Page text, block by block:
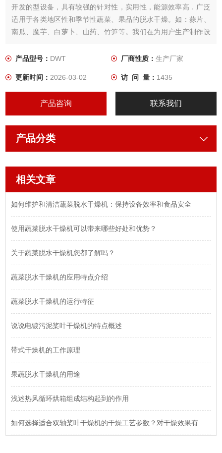
开发的型设备，具有较强的针对性，实用性，能源效率高．广泛
适用于各类地区性和季节性蔬菜、果品的脱水干燥。如：蒜片、
南瓜、魔芋、白萝卜、山药、竹笋等。我们在为用户生产制作设
积累的经验，为用户设计制作出Z适用．品质Z佳的蔬菜干燥设
产品型号： DWT 厂商性质： 生产厂家
更新时间：2026-03-02 访 问 量： 1435
产品咨询 联系我们
产品分类
相关文章
如何维护和清洁蔬菜脱水干燥机：保持设备效率和食品安全
使用蔬菜脱水干燥机可以带来哪些好处和优势？
关于蔬菜脱水干燥机您都了解吗？
蔬菜脱水干燥机的应用特点介绍
蔬菜脱水干燥机的运行特征
说说电镀污泥桨叶干燥机的特点概述
带式干燥机的工作原理
果蔬脱水干燥机的用途
浅述热风循环烘箱组成结构起到的作用
如何选择适合双轴桨叶干燥机的干燥工艺参数？对干燥效果有何影响？